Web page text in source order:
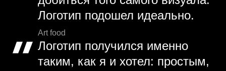
Логотип подошел идеально.
Art food
Логотип получился именно
таким, как я и хотел: простым,